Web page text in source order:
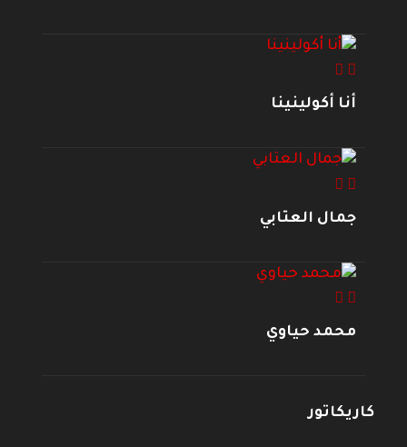
أنا أكولينينا
جمال العتابي
محمد حياوي
كاريكاتور